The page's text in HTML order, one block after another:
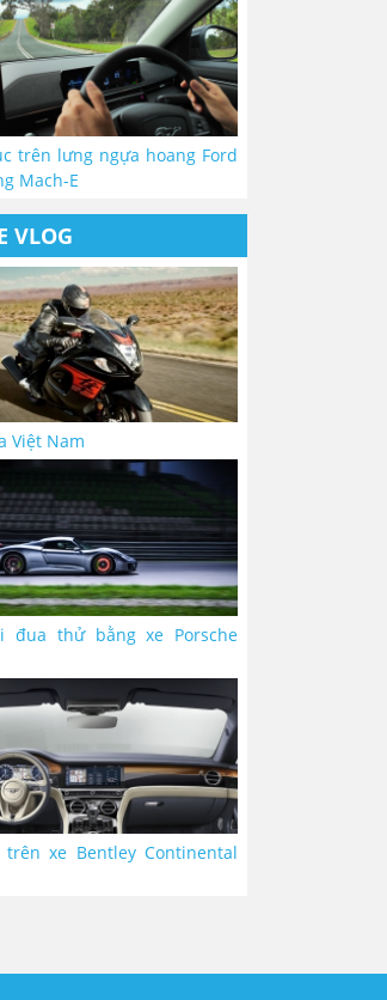
trên lưng ngựa hoang Ford
Mach-E
VLOG
Việt Nam
đua thử bằng xe Porsche
trên xe Bentley Continental